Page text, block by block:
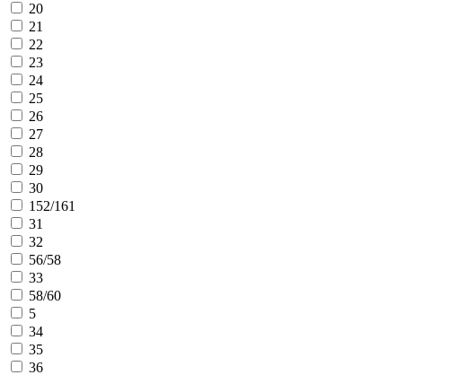
20
21
22
23
24
25
26
27
28
29
30
152/161
31
32
56/58
33
58/60
5
34
35
36